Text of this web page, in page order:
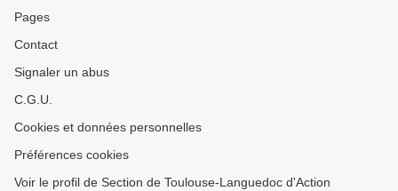
Pages
Contact
Signaler un abus
C.G.U.
Cookies et données personnelles
Préférences cookies
Voir le profil de Section de Toulouse-Languedoc d'Action